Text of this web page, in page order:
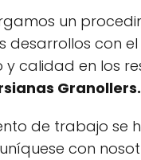
un
desarrollos con
calidad en los
Granollers.
de trabajo
con